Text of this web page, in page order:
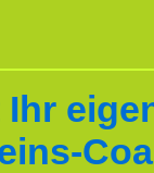
Ihr